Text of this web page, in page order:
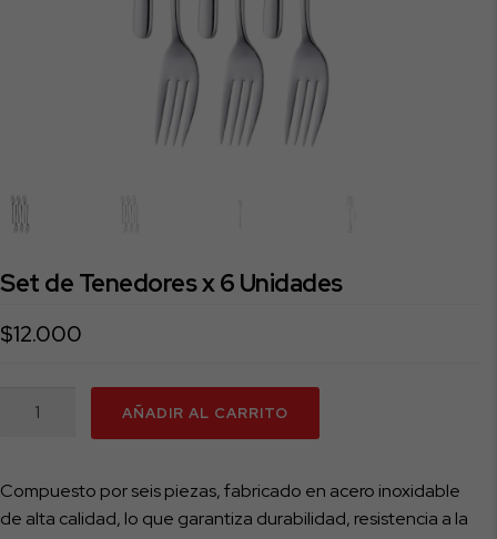
Set de Tenedores x 6 Unidades
$12.000
x
6
AÑADIR AL CARRITO
Compuesto por seis piezas, fabricado en acero inoxidable
de alta calidad, lo que garantiza durabilidad, resistencia a la